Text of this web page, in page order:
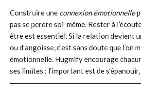
Construire une connexion émotionnelle
pas se perdre soi-même. Rester à
être est essentiel. Si la relation devient
ou d’angoisse, c’est sans doute que l’on
émotionnelle. Hugmify encourage
ses limites : l’important est de